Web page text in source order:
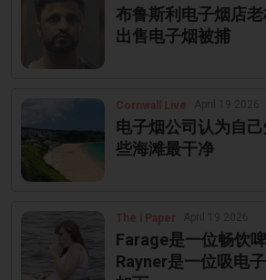
布鲁斯利电子烟店
出售电子烟被捕
Cornwall Live
电子烟公司认为自
些海滩最干净
The i Paper
Farage是一位畅饮
Rayner是一位吸电